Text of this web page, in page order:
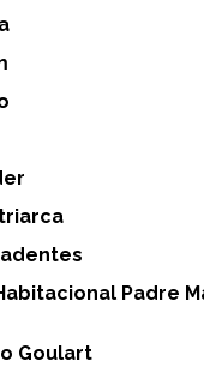
Goulart